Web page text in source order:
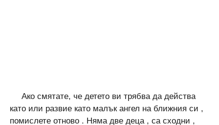
Ако смятате, че детето ви трябва да действа
като или развие като малък ангел на ближния си ,
помислете отново . Няма две деца , са сходни ,